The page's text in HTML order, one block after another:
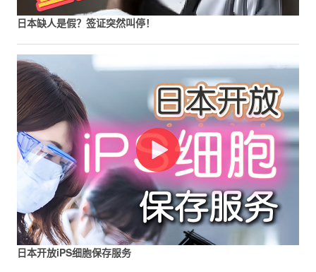
日本缺人是假？签证突然叫停！
日本开放iPS细胞保存服务